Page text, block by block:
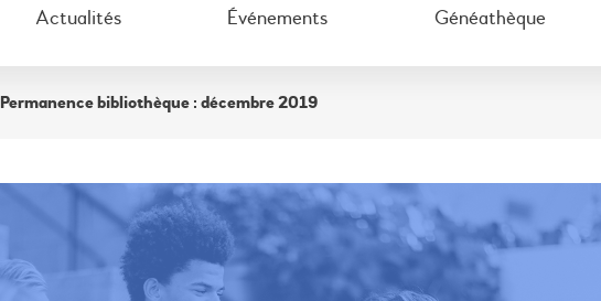
Actualités Événements Généathèque
Permanence bibliothèque : décembre 2019